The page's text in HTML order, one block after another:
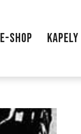
E-SHOP KAPELY